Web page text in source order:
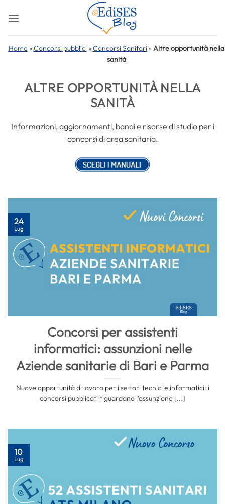
Home »Concorsi pubblici »Concorsi Sanitari »Altre opportunità nella
sanità
ALTRE OPPORTUNITÀ NELLA
SANITÀ
Informazioni, aggiornamenti, bandi e risorse di studio per i
concorsi di area sanitaria.
Concorsi per assistenti
informatici: assunzioni nelle
Aziende sanitarie di Bari e Parma
Nuove opportunità di lavoro per i settori tecnici e informatici: i
concorsi pubblicati riguardano l’assunzione [...]
24
Lug
10
Lug